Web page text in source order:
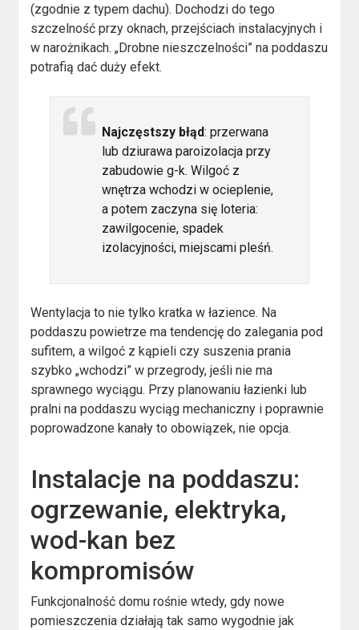
(zgodnie z typem dachu). Dochodzi do tego
szczelność przy oknach, przejściach instalacyjnych i
w narożnikach. „Drobne nieszczelności” na poddaszu
potrafią dać duży efekt.
Najczęstszy błąd: przerwana
lub dziurawa paroizolacja przy
zabudowie g-k. Wilgoć z
wnętrza wchodzi w ocieplenie,
a potem zaczyna się loteria:
zawilgocenie, spadek
izolacyjności, miejscami pleśń.
Wentylacja to nie tylko kratka w łazience. Na
poddaszu powietrze ma tendencję do zalegania pod
sufitem, a wilgoć z kąpieli czy suszenia prania
szybko „wchodzi” w przegrody, jeśli nie ma
sprawnego wyciągu. Przy planowaniu łazienki lub
pralni na poddaszu wyciąg mechaniczny i poprawnie
poprowadzone kanały to obowiązek, nie opcja.
Instalacje na poddaszu:
ogrzewanie, elektryka,
wod-kan bez
kompromisów
Funkcjonalność domu rośnie wtedy, gdy nowe
pomieszczenia działają tak samo wygodnie jak